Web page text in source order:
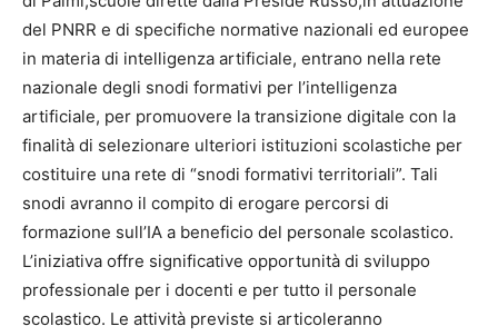
del PNRR e di specifiche normative nazionali ed europee
in materia di intelligenza artificiale, entrano nella rete
nazionale degli snodi formativi per l’intelligenza
artificiale, per promuovere la transizione digitale con la
finalità di selezionare ulteriori istituzioni scolastiche per
costituire una rete di “snodi formativi territoriali”. Tali
snodi avranno il compito di erogare percorsi di
formazione sull’IA a beneficio del personale scolastico.
L’iniziativa offre significative opportunità di sviluppo
professionale per i docenti e per tutto il personale
scolastico. Le attività previste si articoleranno